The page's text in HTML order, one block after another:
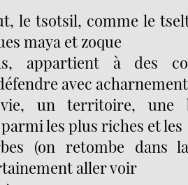
le tsotsil, comme le
maya et zoque
appartient à des
avec
un territoire, une
les plus riches et les
(on retombe dans
aller voir